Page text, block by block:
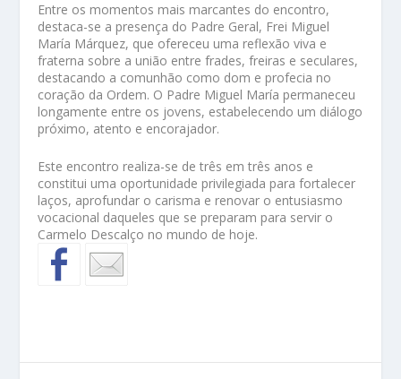
Entre os momentos mais marcantes do encontro,
destaca-se a presença do Padre Geral, Frei Miguel
María Márquez, que ofereceu uma reflexão viva e
fraterna sobre a união entre frades, freiras e seculares,
destacando a comunhão como dom e profecia no
coração da Ordem. O Padre Miguel María permaneceu
longamente entre os jovens, estabelecendo um diálogo
próximo, atento e encorajador.
Este encontro realiza-se de três em três anos e
constitui uma oportunidade privilegiada para fortalecer
laços, aprofundar o carisma e renovar o entusiasmo
vocacional daqueles que se preparam para servir o
Carmelo Descalço no mundo de hoje.